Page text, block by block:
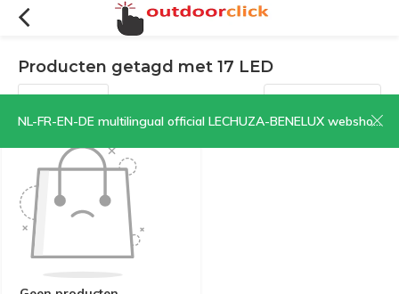
NL-FR-EN-DE multilingual official LECHUZA-BENELUX webshop | CLICK HERE NOW!
Producten getagd met 17 LED
Filters Sorteren op: